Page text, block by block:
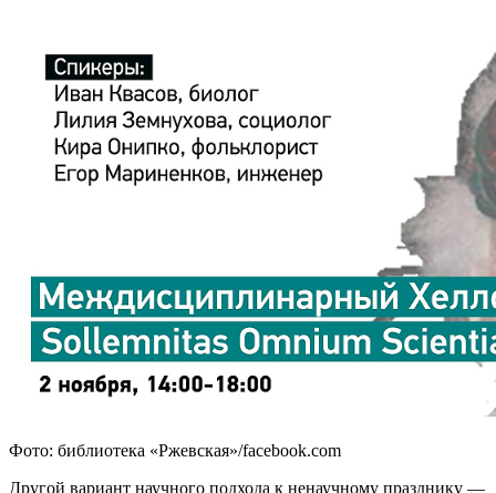
Фото: библиотека «Ржевская»/facebook.com
Другой вариант научного подхода к ненаучному празднику —